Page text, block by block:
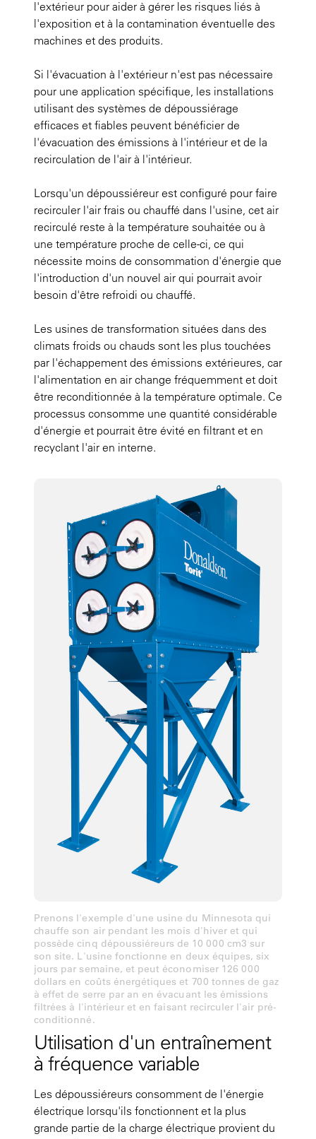
l'extérieur pour aider à gérer les risques liés à
l'exposition et à la contamination éventuelle des
machines et des produits.
Si l'évacuation à l'extérieur n'est pas nécessaire
pour une application spécifique, les installations
utilisant des systèmes de dépoussiérage
efficaces et fiables peuvent bénéficier de
l'évacuation des émissions à l'intérieur et de la
recirculation de l'air à l'intérieur.
Lorsqu'un dépoussiéreur est configuré pour faire
recirculer l'air frais ou chauffé dans l'usine, cet air
recirculé reste à la température souhaitée ou à
une température proche de celle-ci, ce qui
nécessite moins de consommation d'énergie que
l'introduction d'un nouvel air qui pourrait avoir
besoin d'être refroidi ou chauffé.
Les usines de transformation situées dans des
climats froids ou chauds sont les plus touchées
par l'échappement des émissions extérieures, car
l'alimentation en air change fréquemment et doit
être reconditionnée à la température optimale. Ce
processus consomme une quantité considérable
d'énergie et pourrait être évité en filtrant et en
recyclant l'air en interne.
Prenons l'exemple d'une usine du Minnesota qui
chauffe son air pendant les mois d'hiver et qui
possède cinq dépoussiéreurs de 10 000 cm3 sur
son site. L'usine fonctionne en deux équipes, six
jours par semaine, et peut économiser 126 000
dollars en coûts énergétiques et 700 tonnes de gaz
à effet de serre par an en évacuant les émissions
filtrées à l'intérieur et en faisant recirculer l'air pré-
conditionné.
Utilisation d'un entraînement
à fréquence variable
Les dépoussiéreurs consomment de l'énergie
électrique lorsqu'ils fonctionnent et la plus
grande partie de la charge électrique provient du